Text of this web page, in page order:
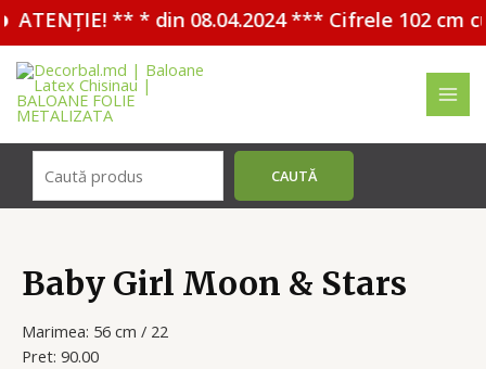
ATENȚIE! ** * din 08.04.2024 *** Cifrele 102 cm cu
Перейти
содержимому
CAUTĂ
Baby Girl Moon & Stars
Marimea: 56 cm / 22
Pret: 90.00